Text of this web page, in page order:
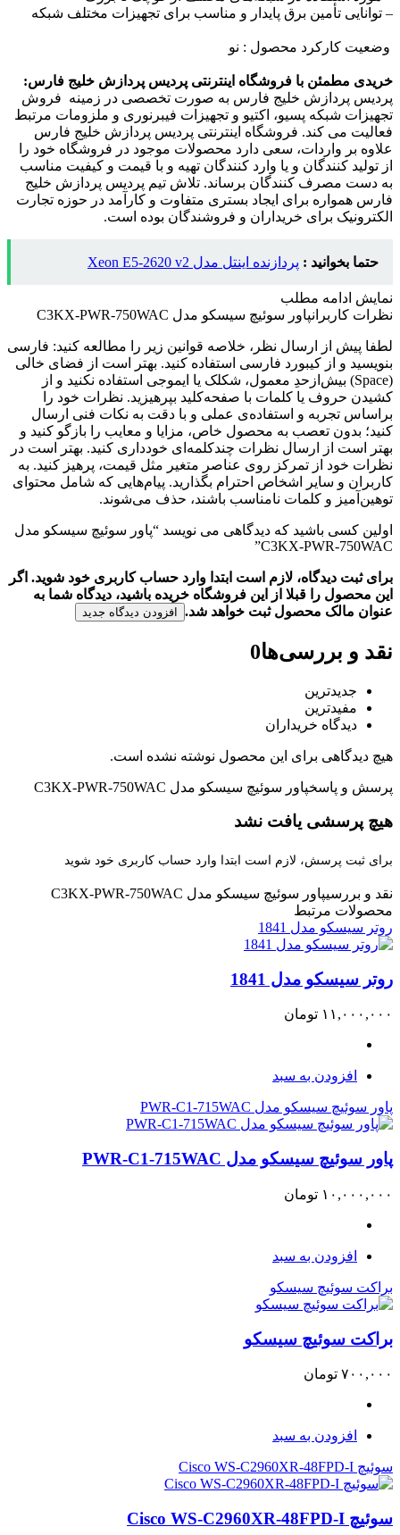
– توانایی تأمین برق پایدار و مناسب برای تجهیزات مختلف شبکه
وضعیت کارکرد محصول : نو
خریدی مطمئن با فروشگاه اینترنتی پردیس پردازش خلیج فارس:
پردیس پردازش خلیج فارس به صورت تخصصی در زمینه فروش
تجهیزات شبکه پسیو، اکتیو و تجهیزات فیبرنوری و ملزومات مرتبط
فعالیت می کند. فروشگاه اینترنتی پردیس پردازش خلیج فارس
علاوه بر واردات، سعی دارد محصولات موجود در فروشگاه خود را
از تولید کنندگان و یا وارد کنندگان تهیه و با قیمت و کیفیت مناسب
به دست مصرف کنندگان برساند. تلاش تیم پردیس پردازش خلیج
فارس همواره برای ایجاد بستری متفاوت و کارآمد در حوزه تجارت
الکترونیک برای خریداران و فروشندگان بوده است.
حتما بخوانید : پردازنده اینتل مدل Xeon E5-2620 v2
نمایش ادامه مطلب
نظرات کاربرانپاور سوئیچ سیسکو مدل C3KX-PWR-750WAC
لطفا پیش از ارسال نظر، خلاصه قوانین زیر را مطالعه کنید: فارسی
بنویسید و از کیبورد فارسی استفاده کنید. بهتر است از فضای خالی
(Space) بیش‌از‌حدِ معمول، شکلک یا ایموجی استفاده نکنید و از
کشیدن حروف یا کلمات با صفحه‌کلید بپرهیزید. نظرات خود را
براساس تجربه و استفاده‌ی عملی و با دقت به نکات فنی ارسال
کنید؛ بدون تعصب به محصول خاص، مزایا و معایب را بازگو کنید و
بهتر است از ارسال نظرات چندکلمه‌‌ای خودداری کنید. بهتر است در
نظرات خود از تمرکز روی عناصر متغیر مثل قیمت، پرهیز کنید. به
کاربران و سایر اشخاص احترام بگذارید. پیام‌هایی که شامل محتوای
توهین‌آمیز و کلمات نامناسب باشند، حذف می‌شوند.
اولین کسی باشید که دیدگاهی می نویسد “پاور سوئیچ سیسکو مدل
C3KX-PWR-750WAC”
برای ثبت دیدگاه، لازم است ابتدا وارد حساب کاربری خود شوید. اگر
این محصول را قبلا از این فروشگاه خریده باشید، دیدگاه شما به
عنوان مالک محصول ثبت خواهد شد.
افزودن دیدگاه جدید
نقد و بررسی‌ها0
جدیدترین
مفیدترین
دیدگاه خریداران
هیچ دیدگاهی برای این محصول نوشته نشده است.
پرسش و پاسخپاور سوئیچ سیسکو مدل C3KX-PWR-750WAC
هیچ پرسشی یافت نشد
برای ثبت پرسش، لازم است ابتدا وارد حساب کاربری خود شوید
نقد و بررسیپاور سوئیچ سیسکو مدل C3KX-PWR-750WAC
محصولات مرتبط
روتر سیسکو مدل 1841
روتر سیسکو مدل 1841
۱۱,۰۰۰,۰۰۰ تومان
افزودن به سبد
پاور سوئیچ سیسکو مدل PWR-C1-715WAC
پاور سوئیچ سیسکو مدل PWR-C1-715WAC
۱۰,۰۰۰,۰۰۰ تومان
افزودن به سبد
براکت سوئیچ سیسکو
براکت سوئیچ سیسکو
۷۰۰,۰۰۰ تومان
افزودن به سبد
سوئیچ Cisco WS-C2960XR-48FPD-I
سوئیچ Cisco WS-C2960XR-48FPD-I